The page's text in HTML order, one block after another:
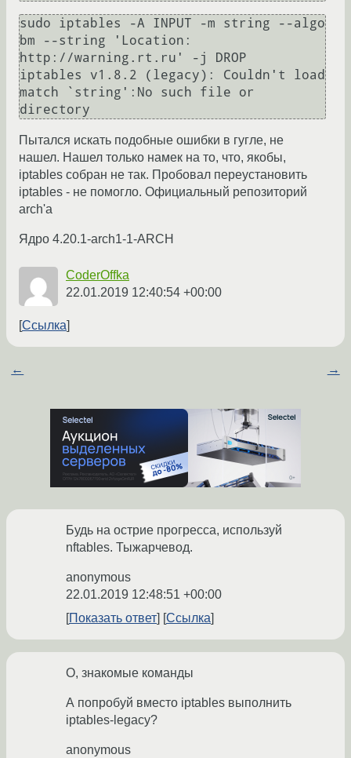
sudo iptables -A INPUT -m string --algo
bm --string 'Location:
http://warning.rt.ru' -j DROP
iptables v1.8.2 (legacy): Couldn't load
match `string':No such file or
Пытался искать подобные ошибки в гугле, не
нашел. Нашел только намек на то, что, якобы,
iptables собран не так. Пробовал переустановить
iptables - не помогло. Официальный репозиторий
arch'а
Ядро 4.20.1-arch1-1-ARCH
CoderOffka
22.01.2019 12:40:54 +00:00
Ссылка
← →
Будь на острие прогресса, используй
nftables. Тыжарчевод.
anonymous
22.01.2019 12:48:51 +00:00
Показать ответ
Ссылка
О, знакомые команды
А попробуй вместо iptables выполнить
iptables-legacy?
anonymous